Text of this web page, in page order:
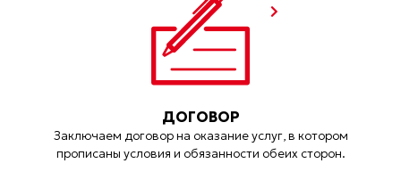
ДОГОВОР
Заключаем договор на оказание услуг, в котором
прописаны условия и обязанности обеих сторон.